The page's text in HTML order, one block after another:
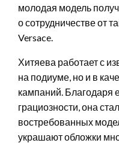
молодая модель
о сотрудничестве от
Versace.
Хитяева работает с
на подиуме, но и в
кампаний. Благодаря
грациозности, она
востребованных
украшают обложки